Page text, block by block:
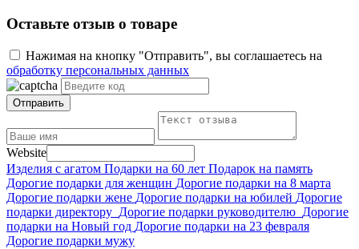
Оставьте отзыв о товаре
Нажимая на кнопку "Отправить", вы соглашаетесь на
обработку персональных данных
Отправить
Website
Изделия с агатом Подарки на 60 лет Подарок на память
Дорогие подарки для женщин Дорогие подарки на 8 марта
Дорогие подарки жене Дорогие подарки на юбилей Дорогие
подарки директору Дорогие подарки руководителю Дорогие
подарки на Новый год Дорогие подарки на 23 февраля
Дорогие подарки мужу